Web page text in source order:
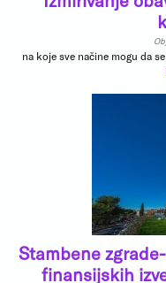
na koje sve načine mogu da
Stambene
finansijskih